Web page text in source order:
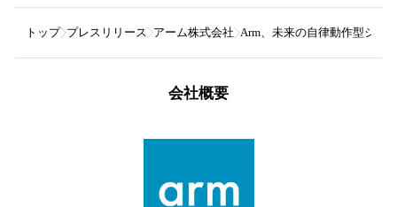
トップ プレスリリース アーム株式会社 Arm、未来の自律動作型シス
会社概要